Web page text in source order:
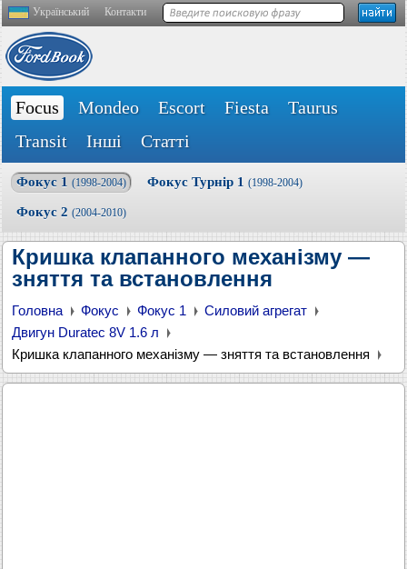
Український Контакти
Focus Mondeo Escort Fiesta
Taurus
Transit
Інші Статті
Фокус 1 (1998-2004) Фокус Турнір 1 (1998-2004)
Фокус 2 (2004-2010)
Кришка клапанного механізму —
зняття та встановлення
Головна Фокус Фокус 1
Силовий агрегат
Двигун Duratec 8V 1.6 л
Кришка клапанного механізму — зняття та встановлення